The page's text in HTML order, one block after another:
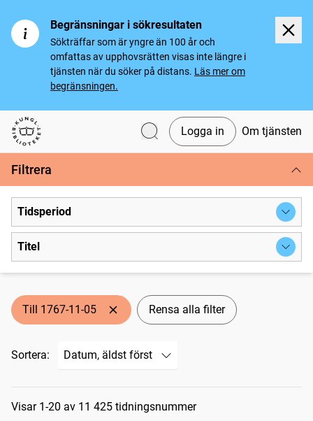
Begränsningar i sökresultaten
Sökträffar som är yngre än 100 år och
omfattas av upphovsrätten visas inte längre i
tjänsten när du söker på distans. Läs mer om
begränsningen.
Svenska tidningar
Logga in Om tjänsten
Filtrera
Tidsperiod
Titel
Till 1767-11-05 Rensa alla filter
Sortera:
Sökresultat
Visar 1-20 av 11 425 tidningsnummer